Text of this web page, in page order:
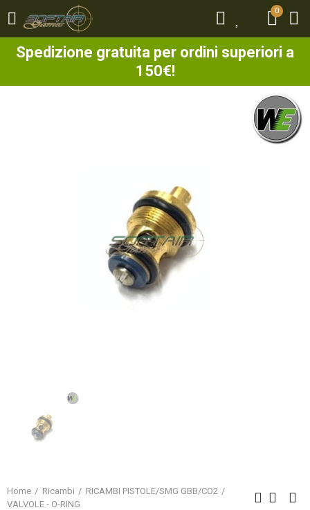
0
Spedizione gratuita per ordini superiori a
150€!
0
Home Ricambi
RICAMBI PISTOLE/SMG GBB/CO2
VALVOLE - O-RING